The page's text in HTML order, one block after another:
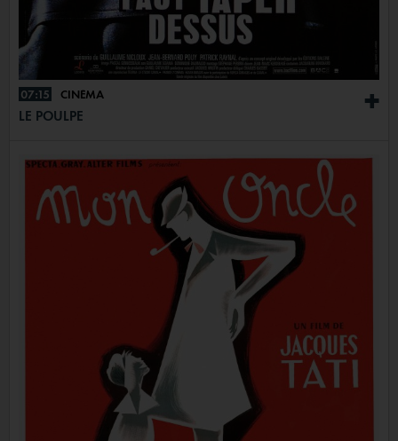
+
07:15 CINÉMA
LE POULPE